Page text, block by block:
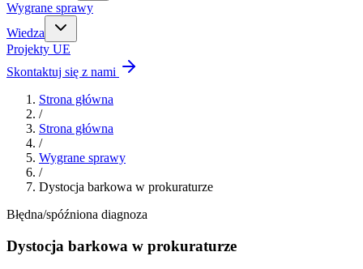
Wygrane sprawy
Wiedza
Projekty UE
Skontaktuj się z nami
Strona główna
/
Strona główna
/
Wygrane sprawy
/
Dystocja barkowa w prokuraturze
Błędna/spóźniona diagnoza
Dystocja barkowa w prokuraturze